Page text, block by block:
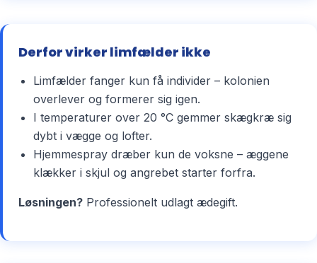
Derfor virker limfælder ikke
Limfælder fanger kun få individer – kolonien
overlever og formerer sig igen.
I temperaturer over 20 °C gemmer skægkræ sig
dybt i vægge og lofter.
Hjemmespray dræber kun de voksne – æggene
klækker i skjul og angrebet starter forfra.
Løsningen? Professionelt udlagt ædegift.